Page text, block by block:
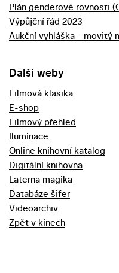
Plán genderové rovnosti
Výpůjční řád 2023
Aukční vyhláška - movitý
Další weby
Filmová klasika
E-shop
Filmový přehled
Iluminace
Online knihovní katalog
Digitální knihovna
Laterna magika
Databáze šifer
Videoarchiv
Zpět v kinech